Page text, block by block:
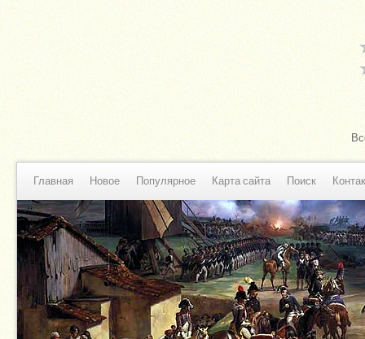
Главная Новое Популярное Карта сайта Поиск